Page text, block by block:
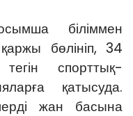
біліммен
бөлініп, 34
спорттық-
қатысуда.
жан басына